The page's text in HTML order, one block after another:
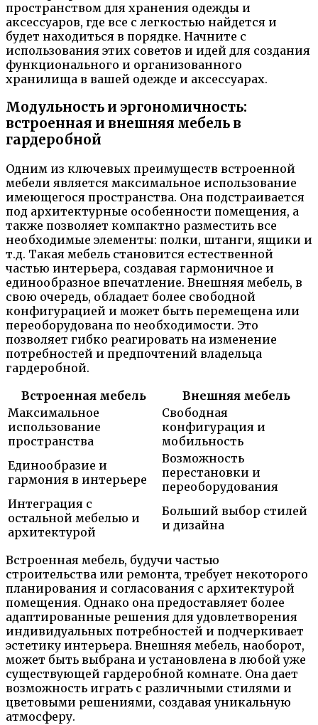
пространством для хранения одежды и
аксессуаров, где все с легкостью найдется и
будет находиться в порядке. Начните с
использования этих советов и идей для создания
функционального и организованного
хранилища в вашей одежде и аксессуарах.
Модульность и эргономичность:
встроенная и внешняя мебель в
гардеробной
Одним из ключевых преимуществ встроенной
мебели является максимальное использование
имеющегося пространства. Она подстраивается
под архитектурные особенности помещения, а
также позволяет компактно разместить все
необходимые элементы: полки, штанги, ящики и
т.д. Такая мебель становится естественной
частью интерьера, создавая гармоничное и
единообразное впечатление. Внешняя мебель, в
свою очередь, обладает более свободной
конфигурацией и может быть перемещена или
переоборудована по необходимости. Это
позволяет гибко реагировать на изменение
потребностей и предпочтений владельца
гардеробной.
Встроенная мебель
Внешняя мебель
Максимальное
использование
пространства
Свободная
конфигурация и
мобильность
Единообразие и
гармония в интерьере
Возможность
перестановки и
переоборудования
Интеграция с
остальной мебелью и
архитектурой
Больший выбор стилей
и дизайна
Встроенная мебель, будучи частью
строительства или ремонта, требует некоторого
планирования и согласования с архитектурой
помещения. Однако она предоставляет более
адаптированные решения для удовлетворения
индивидуальных потребностей и подчеркивает
эстетику интерьера. Внешняя мебель, наоборот,
может быть выбрана и установлена в любой уже
существующей гардеробной комнате. Она дает
возможность играть с различными стилями и
цветовыми решениями, создавая уникальную
атмосферу.